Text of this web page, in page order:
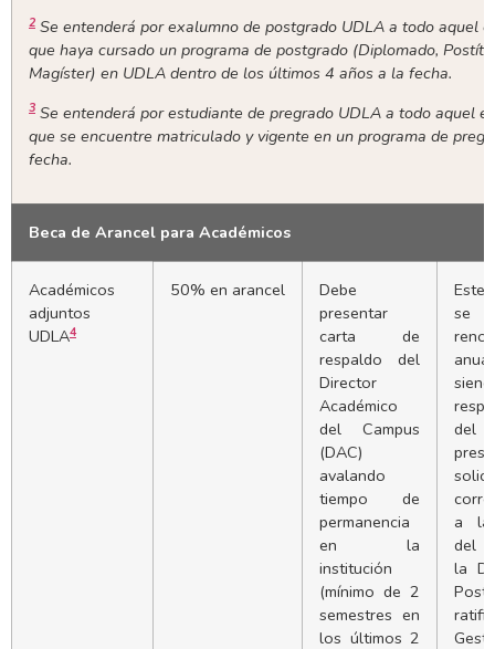
2 Se entenderá por exalumno de postgrado UDLA a todo aquel
que haya cursado un programa de postgrado (Diplomado,
Magíster) en UDLA dentro de los últimos 4 años a la fecha.
3 Se entenderá por estudiante de pregrado UDLA a todo aquel
que se encuentre matriculado y vigente en un programa de
fecha.
Beca de Arancel para Académicos
Académicos
adjuntos
UDLA4
50% en arancel
Debe
presentar
carta de
respaldo del
Director
Académico
del Campus
(DAC)
avalando
tiempo de
permanencia
en la
institución
(mínimo de 2
semestres en
los últimos 2
se
del
a la
del
la